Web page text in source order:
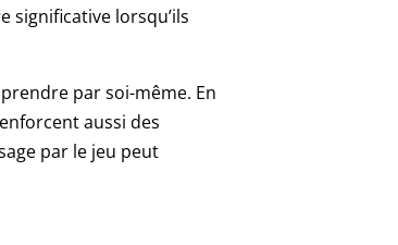
significative lorsqu’ils
par soi-même. En
aussi des
par le jeu peut